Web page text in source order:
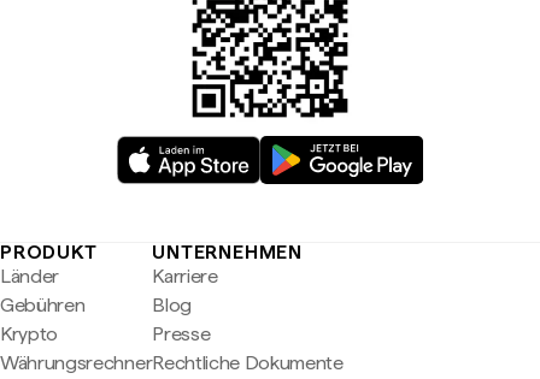
PRODUKT
Länder
Gebühren
Krypto
Währungsrechner
UNTERNEHMEN
Karriere
Blog
Presse
Rechtliche Dokumente